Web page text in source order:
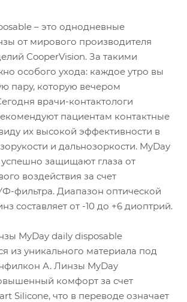
– это однодневные
от мирового производителя
CooperVision. За такими
особого ухода: каждое утро вы
пару, которую вечером
врачи-контактологи
пациентам контактные
их высокой эффективности в
и дальнозоркости. MyDay
защищают глаза от
воздействия за счет
фильтра. Диапазон оптической
составляет от -10 до +6 диоптрий.
MyDay daily disposable
из уникального материала под
А. Линзы MyDay
комфорт за счет
Silicone, что в переводе означает